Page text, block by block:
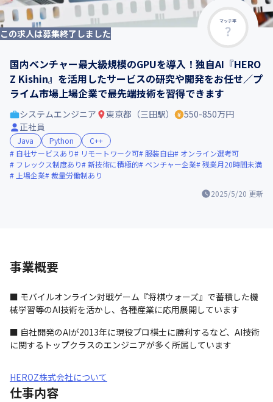
マッチ率
この求人は募集終了しました
国内ベンチャー最大級規模のGPUを導入！独自AI『HERO
Z Kishin』を活用したサービスの研究や開発をお任せ／プ
ライム市場上場企業で最先端技術を習得できます
2025/5/20 更新
システムエンジニア 東京都（三田駅）
550-850万円
正社員
Java Python
C++
自社サービスあり
リモートワーク可 服装自由
オンライン選考可
フレックス制度あり
新技術に積極的 ベンチャー企業 残業月20時間未満
上場企業 裁量労働制あり
事業概要
■ モバイルオンライン対戦ゲーム『将棋ウォーズ』で蓄積した機
械学習等のAI技術を活かし、各種産業に応用展開しています
■ 自社開発のAIが2013年に現役プロ棋士に勝利するなど、AI技術
に関するトップクラスのエンジニアが多く所属しています
HEROZ株式会社について
仕事内容